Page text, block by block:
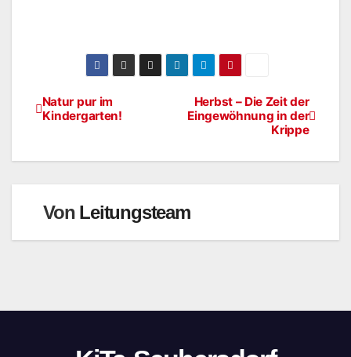
Herbst – Die Zeit der
Eingewöhnung in der
Krippe
Natur pur im
Kindergarten!
Von Leitungsteam